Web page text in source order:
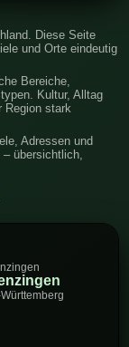
Diese Seite
und Orte eindeutig
Bereiche,
Kultur, Alltag
Region stark
Adressen und
übersichtlich,